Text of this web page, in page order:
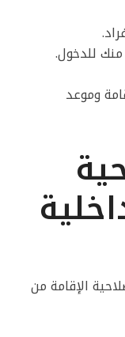
للدخول.
وموعد
الإقامة من